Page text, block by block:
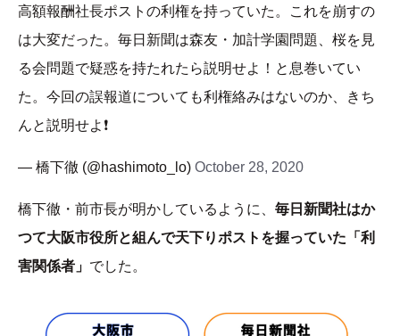
高額報酬社長ポストの利権を持っていた。これを崩すの
は大変だった。毎日新聞は森友・加計学園問題、桜を見
る会問題で疑惑を持たれたら説明せよ！と息巻いてい
た。今回の誤報道についても利権絡みはないのか、きち
んと説明せよ❗️
— 橋下徹 (@hashimoto_lo) October 28, 2020
橋下徹・前市長が明かしているように、 毎日新聞社はか
つて大阪市役所と組んで天下りポストを握っていた「利
害関係者」 でした。